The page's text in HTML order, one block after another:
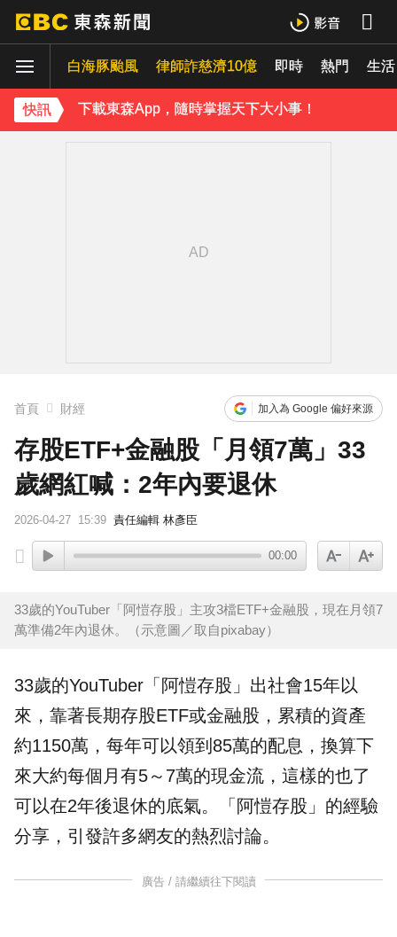
白海豚颱風 律師詐慈濟10億 即時 熱門 生活
快訊
下載東森App，隨時掌握天下大小事！
《理財達人秀》X 安聯投信免費講座報名中！搶先卡位 2027
下載東森App，隨時掌握天下大小事！
首頁 財經 加入為 Google 偏好來源
存股ETF+金融股「月領7萬」33
歲網紅喊：2年內要退休
2026-04-27 15:39 責任編輯 林彥臣
00:00
33歲的YouTuber「阿愷存股」主攻3檔ETF+金融股，現在月領7
萬準備2年內退休。（示意圖／取自pixabay）
33歲的YouTuber「阿愷存股 」出社會15年以
來，靠著長期存股ETF或金融股 ，累積的資產
約1150萬，每年可以領到85萬的配息，換算下
來大約每個月有5～7萬的現金流，這樣的也了
可以在2年後退休的底氣。「 阿愷存股 」的經驗
分享，引發許多網友的熱烈討論。
廣告 / 請繼續往下閱讀